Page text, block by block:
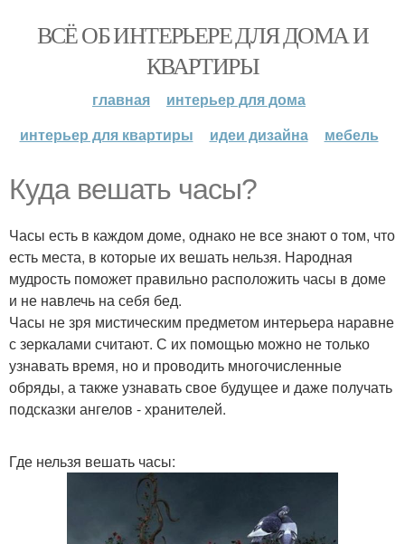
ВСЁ ОБ ИНТЕРЬЕРЕ ДЛЯ ДОМА И
КВАРТИРЫ
главная
интерьер для дома
интерьер для квартиры
идеи дизайна мебель
Куда вешать часы?
Часы есть в каждом доме, однако не все знают о том, что
есть места, в которые их вешать нельзя. Народная
мудрость поможет правильно расположить часы в доме
и не навлечь на себя бед.
Часы не зря мистическим предметом интерьера наравне
с зеркалами считают. С их помощью можно не только
узнавать время, но и проводить многочисленные
обряды, а также узнавать свое будущее и даже получать
подсказки ангелов - хранителей.
Где нельзя вешать часы: